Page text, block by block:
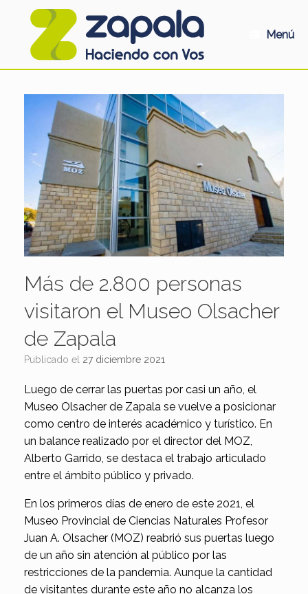
Menú
Más de 2.800 personas
visitaron el Museo Olsacher
de Zapala
Publicado el 27 diciembre 2021
Luego de cerrar las puertas por casi un año, el
Museo Olsacher de Zapala se vuelve a posicionar
como centro de interés académico y turístico. En
un balance realizado por el director del MOZ,
Alberto Garrido, se destaca el trabajo articulado
entre el ámbito público y privado.
En los primeros días de enero de este 2021, el
Museo Provincial de Ciencias Naturales Profesor
Juan A. Olsacher (MOZ) reabrió sus puertas luego
de un año sin atención al público por las
restricciones de la pandemia. Aunque la cantidad
de visitantes durante este año no alcanza los